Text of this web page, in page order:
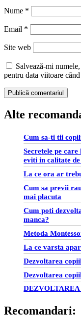
Nume *
Email *
Site web
Salvează-mi
pentru data viitoare
Alte
Cum sa-ti tii
Secretele pe
eviti in calitate
La ce ora ar
Cum sa previi
mai placuta
Cum poti
manca?
Metoda
La ce varsta
Dezvoltarea
Dezvoltarea
Recomandari: